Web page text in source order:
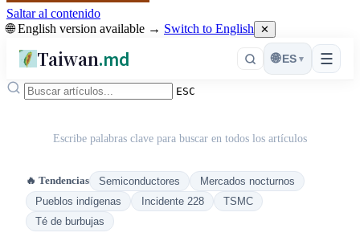
Saltar al contenido
🌐 English version available → Switch to English ✕
Taiwan.md ☰
🌐 ES ▾
ESC
Escribe palabras clave para buscar en todos los artículos
🔥 Tendencias Semiconductores
Mercados nocturnos
Pueblos indígenas
Incidente 228
TSMC
Té de burbujas